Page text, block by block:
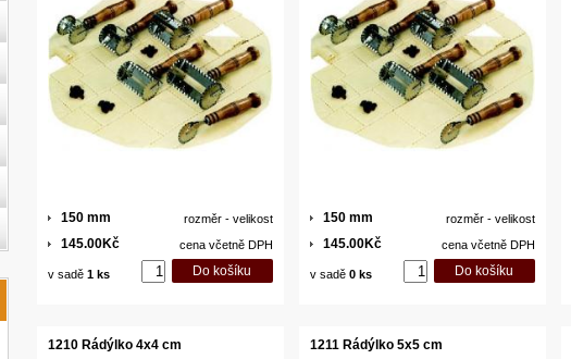
rozměr - velikost
150 mm
cena včetně DPH
145.00Kč
v sadě 1 ks
rozměr - velikost
150 mm
cena včetně DPH
145.00Kč
v sadě 0 ks
1210 Rádýlko 4x4 cm 1211 Rádýlko 5x5 cm